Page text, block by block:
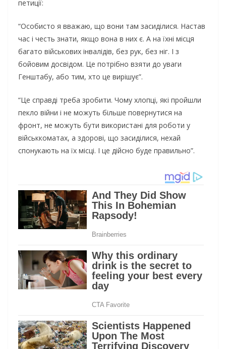
петиції:
“Особисто я вважаю, що вони там засиділися. Настав
час і честь знати, якщо вона в них є. А на їхні місця
багато військових інвалідів, без рук, без ніг. І з
бойовим досвідом. Це потрібно взяти до уваги
Генштабу, або тим, хто це вирішує”.
“Це справді треба зробити. Чому хлопці, які пройшли
пекло війни і не можуть більше повернутися на
фронт, не можуть бути використані для роботи у
військкоматах, а здорові, що засиділися, нехай
спонукають на їх місці. І це дійсно буде правильно”.